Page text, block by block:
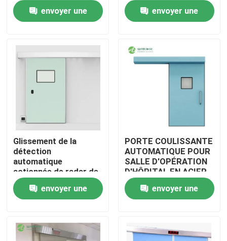
Au sujet de nous
Visite d'usine
Nouvelles
Cas
Pièce propre modulaire
envoyer une
envoyer une
Glissement de la
détection
automatique
actionnée de radar de
contrôle électrique de
porte d'hôpital
envoyer une
PORTE COULISSANTE
AUTOMATIQUE POUR
SALLE D'OPÉRATION
D'HÔPITAL EN ACIER
INOXYDABLE AMBER
envoyer une